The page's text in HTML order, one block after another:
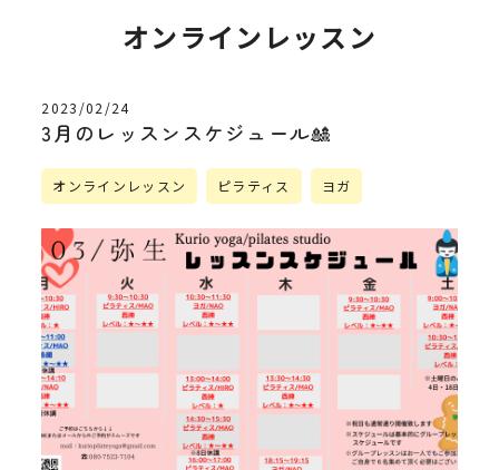
オンラインレッスン
2023/02/24
3月のレッスンスケジュール🎎
オンラインレッスン ピラティス ヨガ